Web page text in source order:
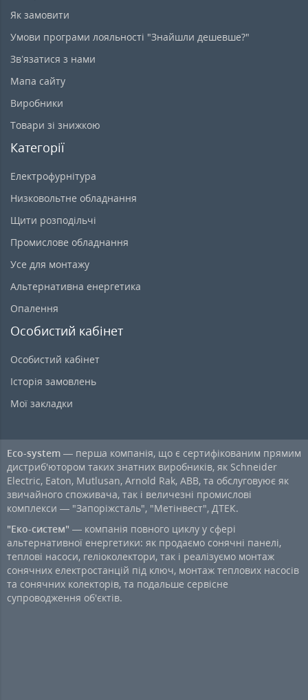
Як замовити
Умови програми лояльності "Знайшли дешевше?"
Зв’язатися з нами
Мапа сайту
Виробники
Товари зі знижкою
Категорії
Електрофурнітура
Низковольтне обладнання
Щити розподільчі
Промислове обладнання
Усе для монтажу
Альтернативна енергетика
Опалення
Особистий кабінет
Особистий кабінет
Історія замовлень
Мої закладки
Eco-system — перша компанія, що є сертифікованим прямим
дистриб'ютором таких знатних виробників, як Schneider
Electric, Eaton, Mutlusan, Arnold Rak, ABB, та обслуговуює як
звичайного споживача, так і величезні промислові
комплекси — "Запоріжсталь", "Метінвест", ДТЕК.
"Еко-систем" — компанія повного циклу у сфері
альтернативної енергетики: як продаємо сонячні панелі,
теплові насоси, геліоколектори, так і реалізуємо монтаж
сонячних електростанцій під ключ, монтаж теплових насосів
та сонячних колекторів, та подальше сервісне
супроводження об'єктів.